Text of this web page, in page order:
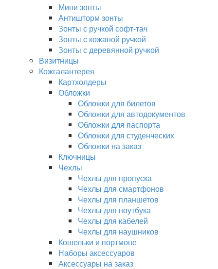
Мини зонты
Антишторм зонты
Зонты с ручкой софт-тач
Зонты с кожаной ручкой
Зонты с деревянной ручкой
Визитницы
Кожгалантерея
Картхолдеры
Обложки
Обложки для билетов
Обложки для автодокументов
Обложки для паспорта
Обложки для студенческих
Обложки на заказ
Ключницы
Чехлы
Чехлы для пропуска
Чехлы для смартфонов
Чехлы для планшетов
Чехлы для ноутбука
Чехлы для кабелей
Чехлы для наушников
Кошельки и портмоне
Наборы аксессуаров
Аксессуары на заказ